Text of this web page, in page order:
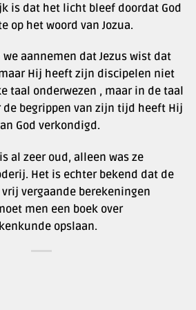
is dat het licht bleef doordat God
op het woord van Jozua.
aannemen dat Jezus wist dat
Hij heeft zijn discipelen niet
taal onderwezen , maar in de taal
begrippen van zijn tijd heeft Hij
God verkondigd.
al zeer oud, alleen was ze
Het is echter bekend dat de
vergaande berekeningen
men een boek over
opslaan.